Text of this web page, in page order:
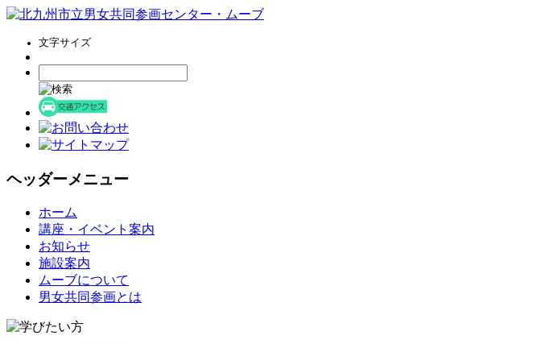
文字サイズ
ヘッダーメニュー
キ
ホーム
講座・イベント案内
お知らせ
施設案内
ムーブについて
男女共同参画とは